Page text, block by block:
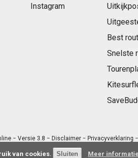
Instagram
Best
Snelste
− Versie 3.8 − Disclaimer− Privacyverklaring
van cookies. Meer